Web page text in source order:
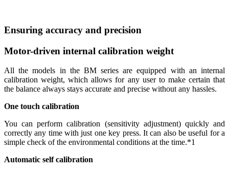
Ensuring accuracy and precision
Motor-driven internal calibration weight
All the models in the BM series are equipped with an internal
calibration weight, which allows for any user to make certain that
the balance always stays accurate and precise without any hassles.
One touch calibration
You can perform calibration (sensitivity adjustment) quickly and
correctly any time with just one key press. It can also be useful for a
simple check of the environmental conditions at the time.*1
Automatic self calibration